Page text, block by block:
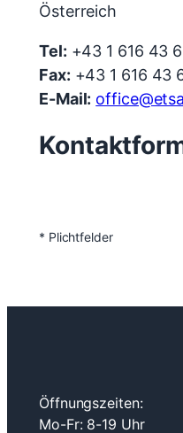
Österreich
Tel: +43 1 616 43
Fax: +43 1 616 43
E-Mail:
* Plichtfelder
Öffnungszeiten:
Mo-Fr: 8-19 Uhr